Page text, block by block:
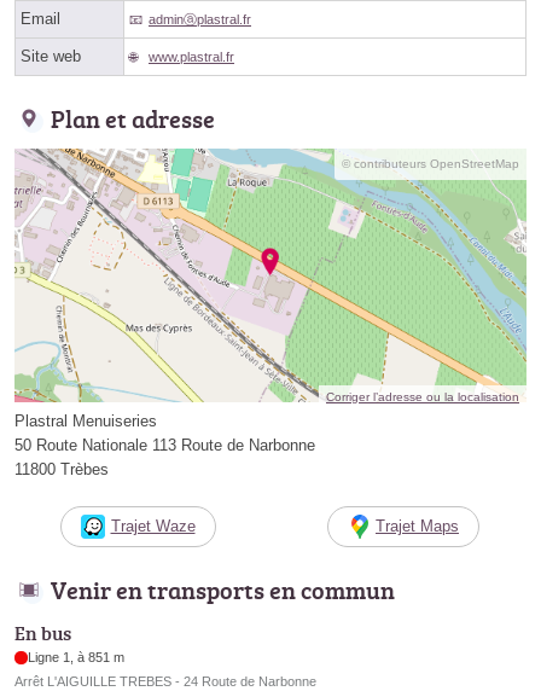
Email adminⓐplastral.fr
Site web www.plastral.fr
Plan et adresse
© contributeurs OpenStreetMap
Corriger l’adresse ou la localisation
Plastral Menuiseries
50 Route Nationale 113 Route de Narbonne
11800 Trèbes
Trajet Waze Trajet Maps
Venir en transports en commun
En bus
Ligne 1, à 851 m
Arrêt L'AIGUILLE TREBES - 24 Route de Narbonne